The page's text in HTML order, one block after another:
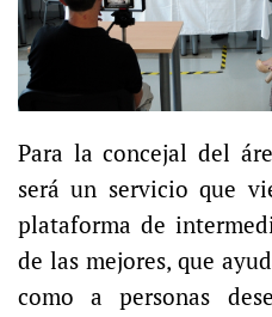
Para la concejal del
será un servicio que
plataforma de
de las mejores, que
como a personas